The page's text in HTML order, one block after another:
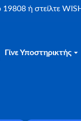
ή στείλτε
Γίνε Υποστηρικτής